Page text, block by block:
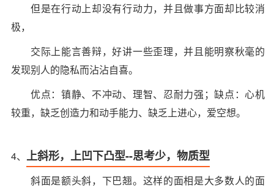
但是在行动上却没有行动力，并且做事方面却比较消
极，
交际上能言善辩，好讲一些歪理，并且能明察秋毫的
发现别人的隐私而沾沾自喜。
优点：镇静、不冲动、理智、忍耐力强；缺点：心机
较重，缺乏创造力和动手能力、缺乏上进心，爱空想。
4、 上斜形，上凹下凸型--思考少，物质型
斜面是额头斜，下巴翘。这样的面相是大多数人的面